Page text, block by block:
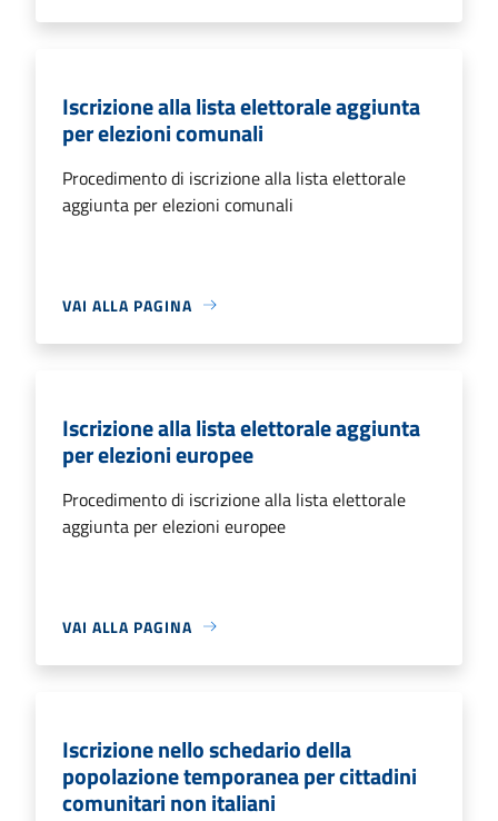
Iscrizione alla lista elettorale aggiunta
per elezioni comunali
Procedimento di iscrizione alla lista elettorale
aggiunta per elezioni comunali
VAI ALLA PAGINA
Iscrizione alla lista elettorale aggiunta
per elezioni europee
Procedimento di iscrizione alla lista elettorale
aggiunta per elezioni europee
VAI ALLA PAGINA
Iscrizione nello schedario della
popolazione temporanea per cittadini
comunitari non italiani